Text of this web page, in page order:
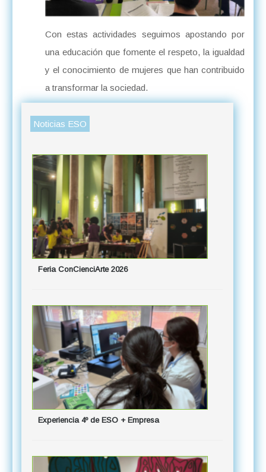
Con estas actividades seguimos apostando por
una educación que fomente el respeto, la igualdad
y el conocimiento de mujeres que han contribuido
a transformar la sociedad.
Noticias ESO
Feria ConCienciArte 2026
Experiencia 4º de ESO + Empresa